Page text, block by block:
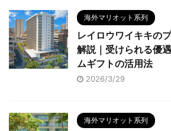
海外マリオット系列
レイロウワイキキの
解説｜受けられる優
ムギフトの活用法
2026/3/29
海外マリオット系列